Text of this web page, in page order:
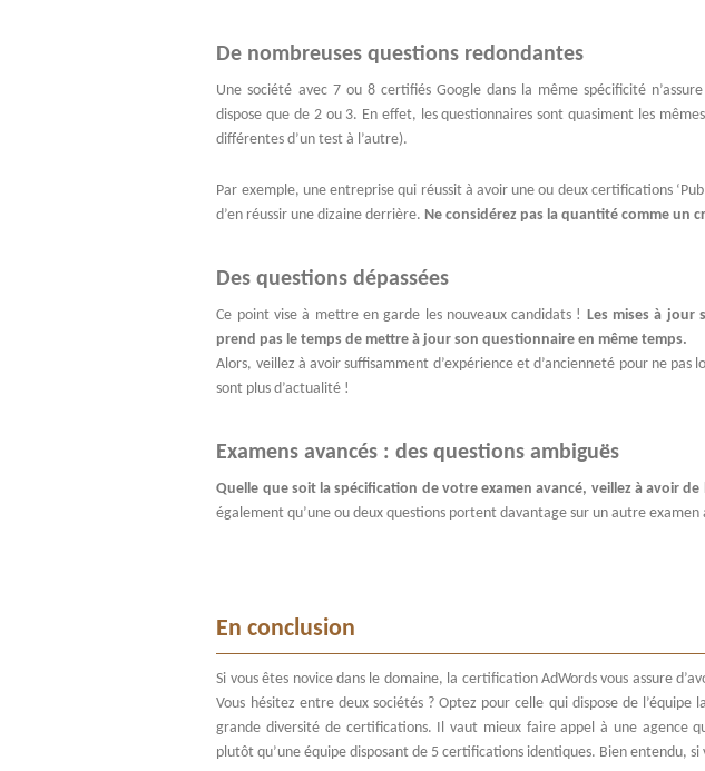
De nombreuses questions redondantes
Une société avec 7 ou 8 certifiés Google dans la même spécificité
dispose que de 2 ou 3. En effet, les questionnaires sont quasiment les
différentes d’un test à l’autre).
Par exemple, une entreprise qui réussit à avoir une ou deux certifications
d’en réussir une dizaine derrière.Ne considérez pas la quantité comme un
Des questions dépassées
Ce point vise à mettre en garde les nouveaux candidats ! Les mises à jour
prend pas le temps de mettre à jour son questionnaire en même temps.
Alors, veillez à avoir suffisamment d’expérience et d’ancienneté pour ne pas
sont plus d’actualité !
Examens avancés : des questions ambiguës
Quelle que soit la spécification de votre examen avancé, veillez à avoir
également qu’une ou deux questions portent davantage sur un autre examen
En conclusion
Si vous êtes novice dans le domaine, la certification AdWords vous assure
Vous hésitez entre deux sociétés ? Optez pour celle qui dispose de l’équipe
grande diversité de certifications. Il vaut mieux faire appel à une agence
plutôt qu’une équipe disposant de 5 certifications identiques. Bien entendu,